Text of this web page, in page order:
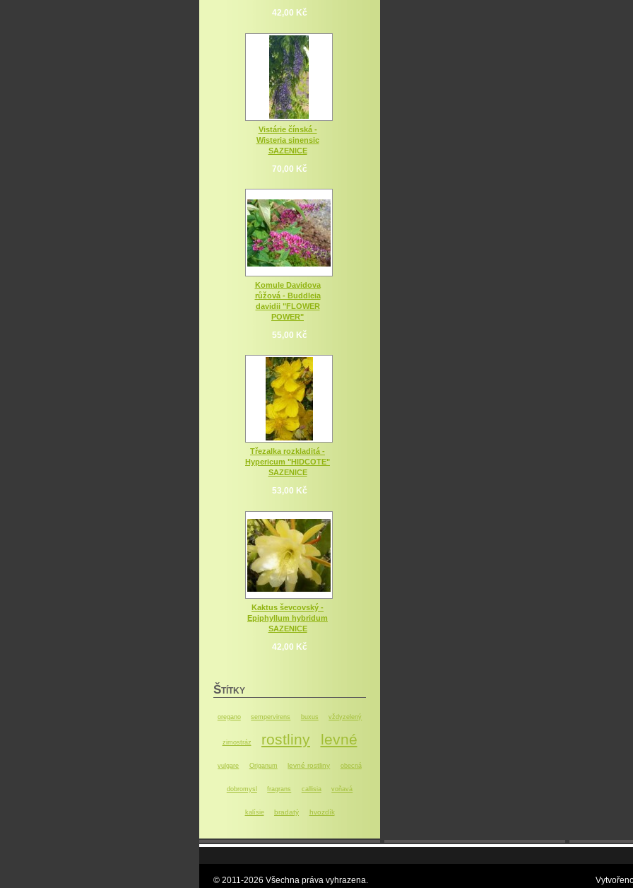
42,00 Kč
Vistárie čínská -
Wisteria sinensic
SAZENICE
70,00 Kč
Komule Davidova
růžová - Buddleia
davidii "FLOWER
POWER"
55,00 Kč
Třezalka rozkladitá -
Hypericum "HIDCOTE"
SAZENICE
53,00 Kč
Kaktus ševcovský -
Epiphyllum hybridum
SAZENICE
42,00 Kč
ŠTÍTKY
oregano sempervirens buxus vždyzelený
zimostráz rostliny levné
vulgare Origanum levné rostliny obecná
dobromysl fragrans callisia voňavá
kalísie bradatý hvozdík
© 2011-2026 Všechna práva vyhrazena.